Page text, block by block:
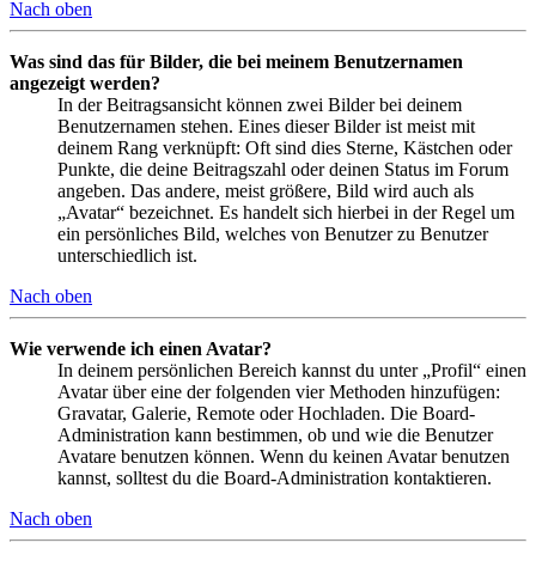
Nach oben
Was sind das für Bilder, die bei meinem Benutzernamen
angezeigt werden?
In der Beitragsansicht können zwei Bilder bei deinem
Benutzernamen stehen. Eines dieser Bilder ist meist mit
deinem Rang verknüpft: Oft sind dies Sterne, Kästchen oder
Punkte, die deine Beitragszahl oder deinen Status im Forum
angeben. Das andere, meist größere, Bild wird auch als
„Avatar“ bezeichnet. Es handelt sich hierbei in der Regel um
ein persönliches Bild, welches von Benutzer zu Benutzer
unterschiedlich ist.
Nach oben
Wie verwende ich einen Avatar?
In deinem persönlichen Bereich kannst du unter „Profil“ einen
Avatar über eine der folgenden vier Methoden hinzufügen:
Gravatar, Galerie, Remote oder Hochladen. Die Board-
Administration kann bestimmen, ob und wie die Benutzer
Avatare benutzen können. Wenn du keinen Avatar benutzen
kannst, solltest du die Board-Administration kontaktieren.
Nach oben